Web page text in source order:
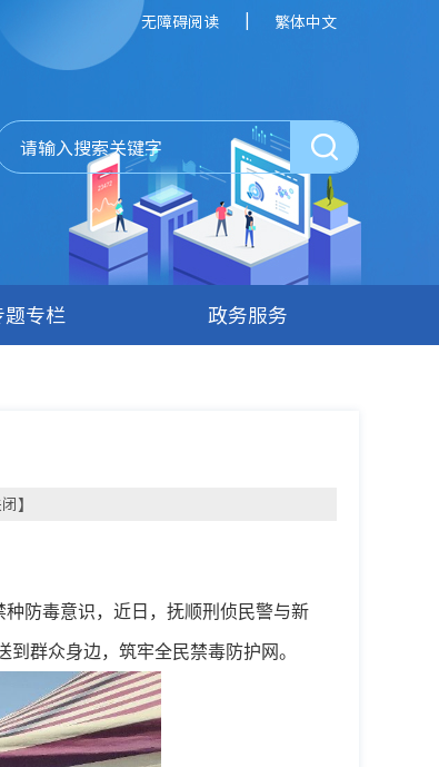
无障碍阅读 | 繁体中文
题专栏 政务服务
】
防毒意识，近日，抚顺刑侦民警与新
群众身边，筑牢全民禁毒防护网。